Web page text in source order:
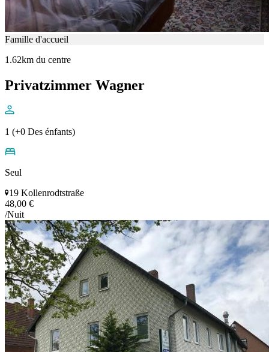
Famille d'accueil
1.62km du centre
Privatzimmer Wagner
1 (+0 Des énfants)
Seul
19 Kollenrodtstraße
48,00 €
/Nuit